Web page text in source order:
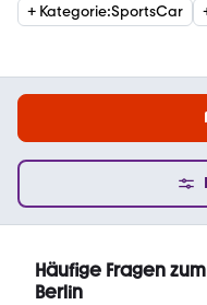
+ Kategorie:SportsCar
Häufige Fragen
Berlin